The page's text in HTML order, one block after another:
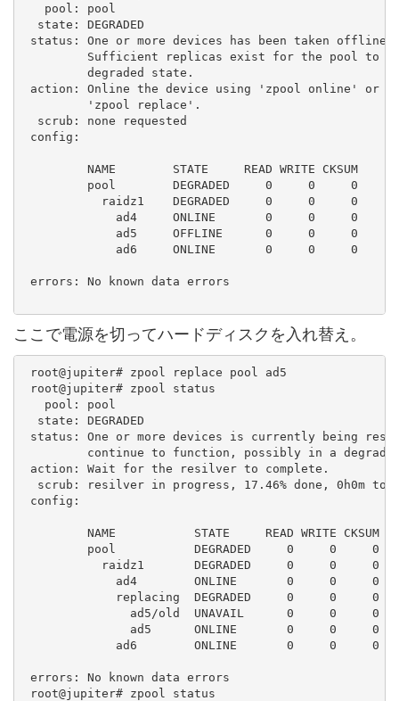
   pool: pool
  state: DEGRADED
status: One or more devices has been taken offline
Sufficient replicas exist for the pool to
         degraded state.
action: Online the device using 'zpool online' or
         'zpool replace'.
  scrub: none requested
config:
         NAME        STATE     READ WRITE CKSUM
         pool        DEGRADED     0     0     0
           raidz1    DEGRADED     0     0     0
             ad4     ONLINE       0     0     0
             ad5     OFFLINE      0     0     0
             ad6     ONLINE       0     0     0
errors: No known data errors
ここで電源を切ってハードディスクを入れ替え。
root@jupiter# zpool replace pool ad5
root@jupiter# zpool status
   pool: pool
  state: DEGRADED
status: One or more devices is currently being
continue to function, possibly in a
action: Wait for the resilver to complete.
scrub: resilver in progress, 17.46% done, 0h0m to
config:
         NAME           STATE     READ WRITE CKSUM
         pool           DEGRADED     0     0     0
           raidz1       DEGRADED     0     0     0
             ad4        ONLINE       0     0     0
             replacing  DEGRADED     0     0     0
ad5/old  UNAVAIL      0     0     0
               ad5      ONLINE       0     0     0
             ad6        ONLINE       0     0     0
errors: No known data errors
root@jupiter# zpool status